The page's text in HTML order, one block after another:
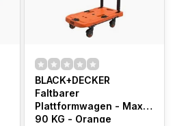
BLACK+DECKER
Faltbarer
Plattformwagen - Max.
90 KG - Orange